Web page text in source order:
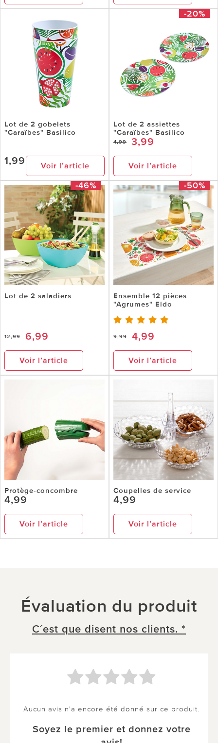
Lot de 2 gobelets
"Caraïbes" Basilico
1,99 Voir l’article
-20%
Lot de 2 assiettes
"Caraïbes" Basilico
4,99 3,99
Voir l’article
-46%
Lot de 2 saladiers
12,99 6,99
Voir l’article
-50%
Ensemble 12 pièces
"Agrumes" Eldo
9,99 4,99
Voir l’article
Protège-concombre
4,99
Voir l’article
Coupelles de service
4,99
Voir l’article
Évaluation du produit
C´est que disent nos clients. *
Aucun avis n'a encore été donné sur ce produit.
Soyez le premier et donnez votre